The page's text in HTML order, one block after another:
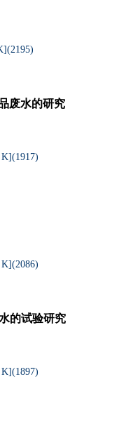
2195)
废水的研究
K](1917)
K](2086)
的试验研究
K](1897)